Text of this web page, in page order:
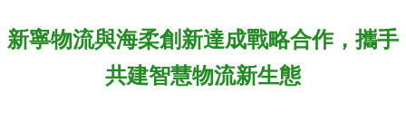
新寧物流與海柔創新達成戰略合作，攜手
共建智慧物流新生態